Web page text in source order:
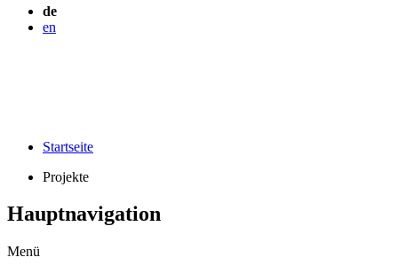
de
en
Startseite
Projekte
Hauptnavigation
Menü